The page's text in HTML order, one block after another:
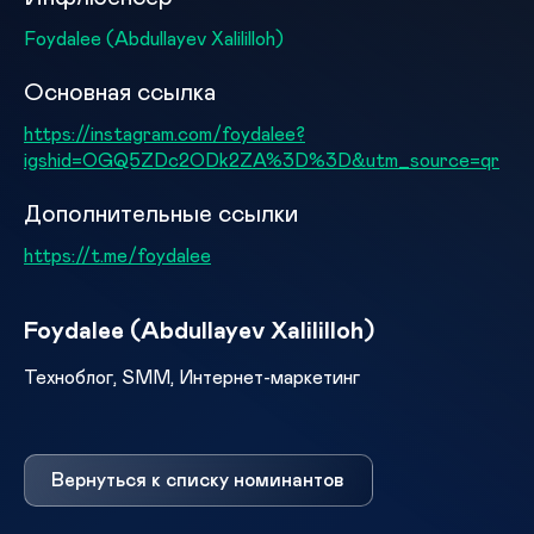
Foydalee (Abdullayev Xalililloh)
Основная ссылка
https://instagram.com/foydalee?
igshid=OGQ5ZDc2ODk2ZA%3D%3D&utm_source=qr
Дополнительные ссылки
https://t.me/foydalee
Foydalee (Abdullayev Xalililloh)
Техноблог, SMM, Интернет-маркетинг
Вернуться к списку номинантов